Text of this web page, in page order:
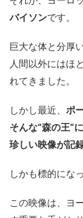
バイソンです。
巨大な体と分厚
人間以外にはほ
れてきました。
しかし最近、 ポ
そんな“森の王”
珍しい映像が記
しかも標的にな
この映像は、ヨ